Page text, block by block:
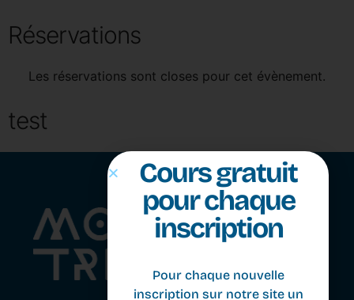
Réservations
Les réservations sont closes pour cet évènement.
test
Cours gratuit
inscription